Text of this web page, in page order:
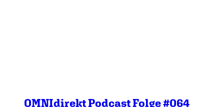
OMNIdirekt Podcast Folge #064